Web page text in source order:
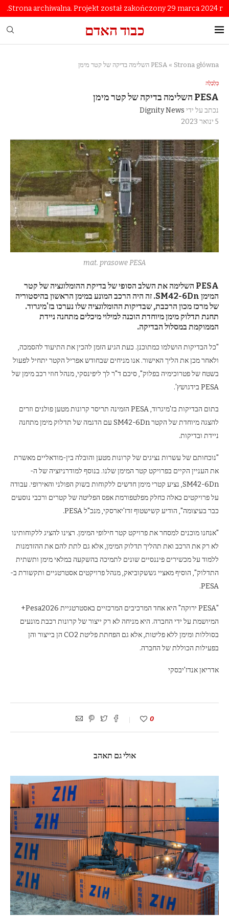
Strona archiwalna. Projekt został zakończony 29 marca 2024 r.
כבוד האדם
Strona główna
» PESA השלימה בדיקה של קטר מימן
כַּלְכָּלָה
PESA השלימה בדיקה של קטר מימן
נכתב על ידי Dignity News
5 ינואר 2023
mat. prasowe PESA
PESA השלימה את השלב הסופי של בדיקת ההומלוגציה של קטר
המימן SM42-6Dn. זה היה הרכב המונע במימן הראשון בהיסטוריה
של מרכז מכון הרכבת, שבדיקות ההומלוגציה שלו נערכו בז'מיגרוד.
תחנת תדלוק מימן מיוחדת הוכנה למילוי מיכלים מתחנה ניידת
הממוקמת במסלול הבדיקה.
"כל הבדיקות הושלמו כמתוכנן. כעת הגיע הזמן להכין את התיעוד להסמכה,
ולאחר מכן את הליך האישור. אנו מניחים שבחודש אפריל הקטר יתחיל לפעול
בשטח של פטרוכימיה בפלוק", סיכם ד"ר לך ליפינסקי, מנהל חוזי רכב מימן של
PESA בידגושץ'.
בתום הבדיקות בז'מיגרוד, PESA הזמינה תריסר קרונות מטען פולנים וזרים
להצגה מיוחדת של הקטר SM42-6Dn עם הדגמה של תדלוק מימן מתחנה
ניידת ובדיקות.
"נוכחותם של עשרות נציגים של קרונות מטען והובלה בין-מודאליים מאשרת
את העניין הקיים בפרויקט קטר המימן שלנו. בנוסף למודרניזציה של ה-
SM42-6Dn, נציע קטרי מימן חדשים ללקוחות בשוק הפולני והאירופי. עבודה
על פרויקטים כאלה כחלק מפלטפורמת אפס הפליטה של ​​קטרים ​​ורכבי נוסעים
כבר בעיצומה", הודיע ​​קשישטוף זדז'יארסקי, מנכ"ל PESA.
"אנחנו מוכנים למסחר את פרויקט קטר חילופי המימן. רצינו להציג ללקוחותינו
לא רק את הרכב ואת תהליך תדלוק המימן, אלא גם לתת להם את ההזדמנות
ללמוד על מכשירים פיננסיים שונים לתמיכה בהשקעה במלאי מימן ותשתית
התדלוק", הוסיף מאציי גששקוביאק, מנהל פרויקטים אסטרטגיים ותקשורת ב-
PESA.
"PESA ירוקה" היא אחד המרכיבים המרכזיים באסטרטגיית Pesa2026+
המיושמת על ידי החברה. היא מניחה לא רק ייצור של קרונות רכבת מונעים
בסוללות ומימן ללא פליטות, אלא גם הפחתת פליטת CO2 הן בייצור והן
בפעילות הכוללת של החברה.
אדריאן אנדז'יבסקי
0
אולי גם תאהב